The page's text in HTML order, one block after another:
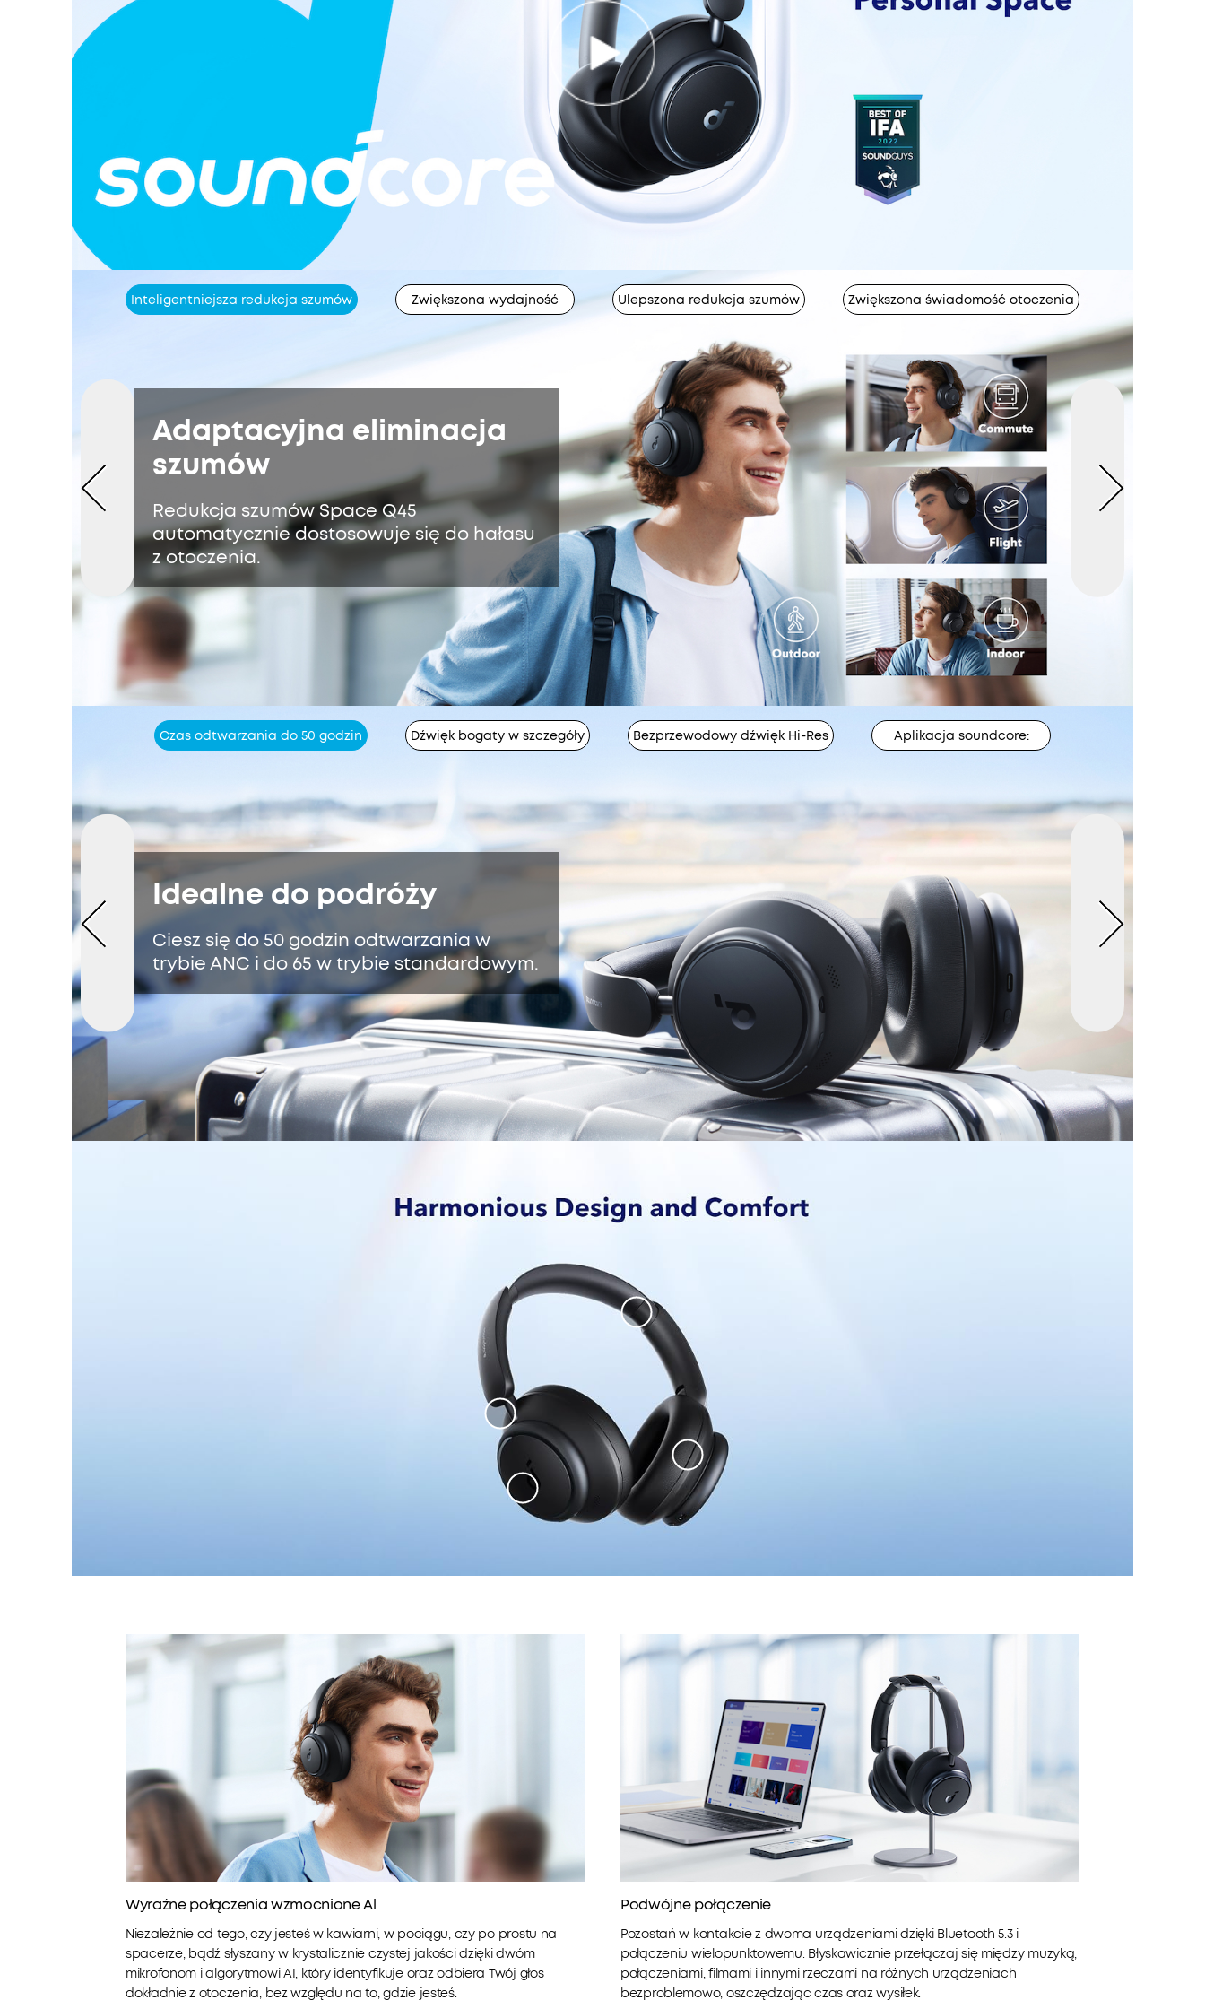
Adaptacyjna eliminacja
szumów
Redukcja szumów Space Q45
automatycznie dostosowuje się do hałasu
z otoczenia.
Inteligentniejsza redukcja szumów Zwiększona wydajność Ulepszona redukcja szumów Zwiększona świadomość otoczenia
Idealne do podróży
Ciesz się do 50 godzin odtwarzania w
trybie ANC i do 65 w trybie standardowym.
Czas odtwarzania do 50 godzin Dźwięk bogaty w szczegóły Bezprzewodowy dźwięk Hi-Res Aplikacja soundcore:
Wyraźne połączenia wzmocnione Al
Niezależnie od tego, czy jesteś w kawiarni, w pociągu, czy po prostu na
spacerze, bądź słyszany w krystalicznie czystej jakości dzięki dwóm
mikrofonom i algorytmowi AI, który identyfikuje oraz odbiera Twój głos
dokładnie z otoczenia, bez względu na to, gdzie jesteś.
Podwójne połączenie
Pozostań w kontakcie z dwoma urządzeniami dzięki Bluetooth 5.3 i
połączeniu wielopunktowemu. Błyskawicznie przełączaj się między muzyką,
połączeniami, filmami i innymi rzeczami na różnych urządzeniach
bezproblemowo, oszczędzając czas oraz wysiłek.